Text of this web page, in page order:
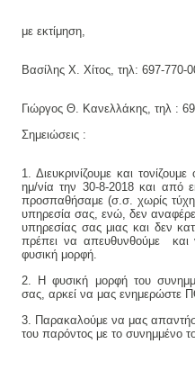
με εκτίμηση,
Βασίλης Χ. Χίτος, τηλ: 697-770-
Γιώργος Θ. Κανελλάκης, τηλ :
Σημειώσεις :
1. Διευκρινίζουμε και
ημ/νία την 30-8-2018 και από
προσπαθήσαμε (σ.σ. χωρίς
υπηρεσία σας, ενώ, δεν
υπηρεσίας σας μιας και δεν
πρέπει να απευθυνθούμε και
φυσική μορφή.
2. Η φυσική μορφή του
σας, αρκεί να μας ενημερώστε
3. Παρακαλούμε να μας
του παρόντος με το συνημμένο